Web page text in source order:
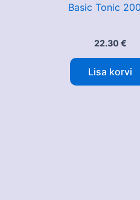
Basic Tonic
22.30 €
Lisa korvi